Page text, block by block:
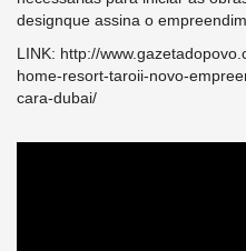
designque assina o
LINK: http://
home-resort-taroii-novo-
cara-dubai/